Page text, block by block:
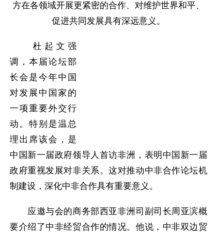
方在各领域开展更紧密的合作、对维护世界和平、
促进共同发展具有深远意义。
杜起文强
调，本届论坛部
长会是今年中国
对发展中国家的
一项重要外交行
动。特别是温总
理出席该会，是
中国新一届政府领导人首访非洲，表明中国新一届
政府重视发展对非关系。这对推动中非合作论坛机
制建设，深化中非合作具有重要意义。
应邀与会的商务部西亚非洲司副司长周亚滨概
要介绍了中非经贸合作的情况。他说，中非双边贸